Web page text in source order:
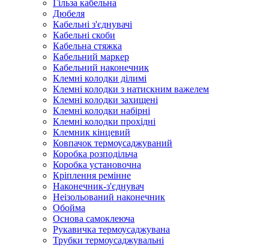
Гільза кабельна
Дюбеля
Кабельнi з'єднувачi
Кабельні скоби
Кабельна стяжка
Кабельний маркер
Кабельний наконечник
Клемні колодки ділимі
Клемні колодки з натискним важелем
Клемні колодки захищені
Клемні колодки набірні
Клемні колодки прохідні
Клемник кінцевий
Ковпачок термоусаджуваний
Коробка розподільча
Коробка установочна
Кріплення ремінне
Наконечник-з'єднувач
Неізольований наконечник
Обойма
Основа самоклеюча
Рукавичка термоусаджувана
Трубки термоусаджувальні